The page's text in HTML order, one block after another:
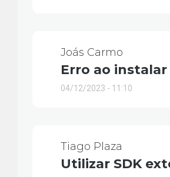
Joás Carmo
Erro ao
04/12/2023 - 11:10
Tiago Plaza
Utilizar SDK